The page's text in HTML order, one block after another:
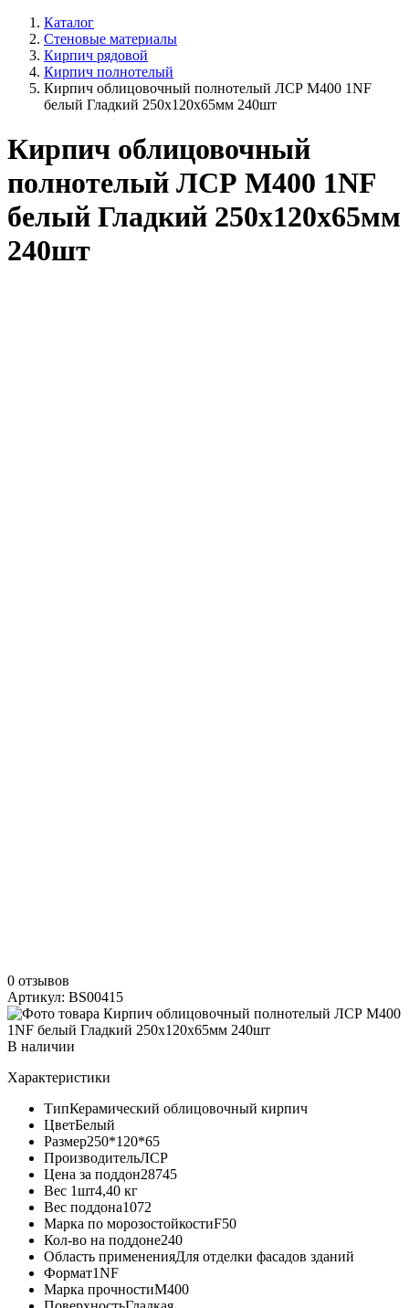
Каталог
Стеновые материалы
Кирпич рядовой
Кирпич полнотелый
Кирпич облицовочный полнотелый ЛСР М400 1NF
белый Гладкий 250х120х65мм 240шт
Кирпич облицовочный
полнотелый ЛСР М400 1NF
белый Гладкий 250х120х65мм
240шт
0 отзывов
Артикул: BS00415
В наличии
Характеристики
ТипКерамический облицовочный кирпич
ЦветБелый
Размер250*120*65
ПроизводительЛСР
Цена за поддон28745
Вес 1шт4,40 кг
Вес поддона1072
Марка по морозостойкостиF50
Кол-во на поддоне240
Область примененияДля отделки фасадов зданий
Формат1NF
Марка прочностиМ400